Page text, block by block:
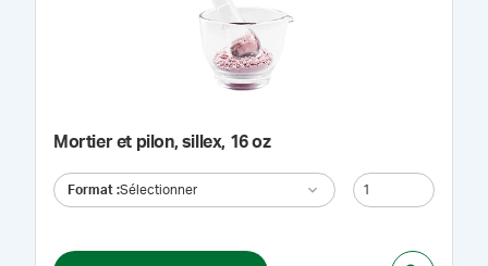
Mortier et pilon, sillex, 16 oz
Format :Sélectionner